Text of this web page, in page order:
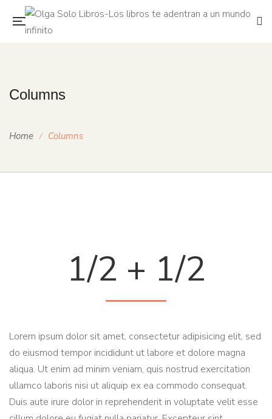
Columns
Home Columns
1/2 + 1/2
Lorem ipsum dolor sit amet, consectetur adipisicing elit, sed
do eiusmod tempor incididunt ut labore et dolore magna
aliqua. Ut enim ad minim veniam, quis nostrud exercitation
ullamco laboris nisi ut aliquip ex ea commodo consequat.
Duis aute irure dolor in reprehenderit in voluptate velit esse